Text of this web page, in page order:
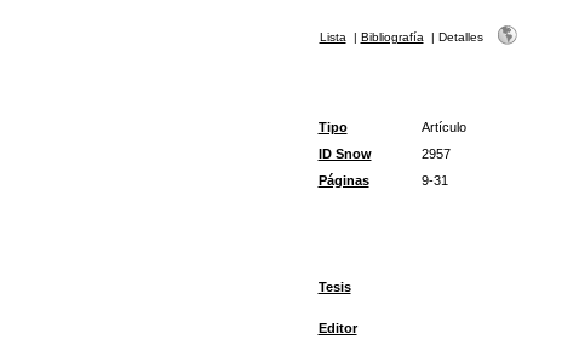
Lista | Bibliografía | Detalles
Tipo
Artículo
ID Snow
2957
Páginas
9-31
Tesis
Editor